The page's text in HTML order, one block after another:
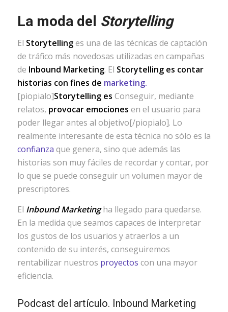
La moda del Storytelling
El Storytellinges una de las técnicas de captación
de tráfico más novedosas utilizadas en campañas
de Inbound Marketing. El Storytelling es contar
historias con fines de marketing.
[piopialo]Storytelling es Conseguir, mediante
relatos, provocar emociones en el usuario para
poder llegar antes al objetivo[/piopialo]. Lo
realmente interesante de esta técnica no sólo es la
confianza que genera, sino que además las
historias son muy fáciles de recordar y contar, por
lo que se puede conseguir un volumen mayor de
prescriptores.
El Inbound Marketingha llegado para quedarse.
En la medida que seamos capaces de interpretar
los gustos de los usuarios y atraerlos a un
contenido de su interés, conseguiremos
rentabilizar nuestros proyectos con una mayor
eficiencia.
Podcast del artículo. Inbound Marketing